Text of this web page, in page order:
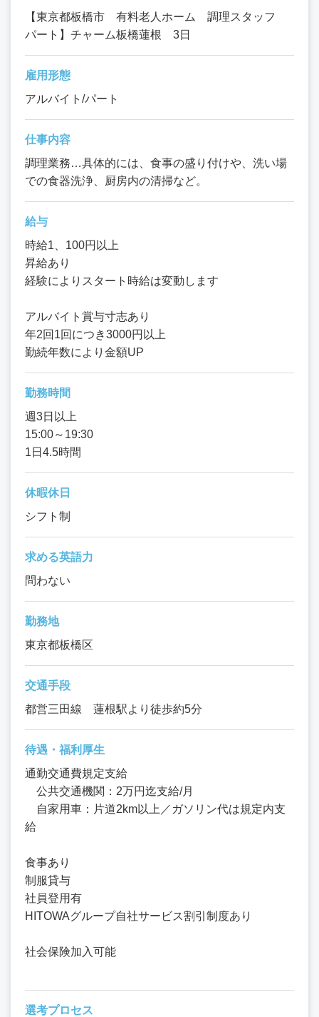
【東京都板橋市 有料老人ホーム 調理スタッフ
パート】チャーム板橋蓮根 3日
雇用形態
アルバイト/パート
仕事内容
調理業務…具体的には、食事の盛り付けや、洗い場
での食器洗浄、厨房内の清掃など。
給与
時給1、100円以上
昇給あり
経験によりスタート時給は変動します
アルバイト賞与寸志あり
年2回1回につき3000円以上
勤続年数により金額UP
勤務時間
週3日以上
15:00～19:30
1日4.5時間
休暇休日
シフト制
求める英語力
問わない
勤務地
東京都板橋区
交通手段
都営三田線 蓮根駅より徒歩約5分
待遇・福利厚生
通勤交通費規定支給
公共交通機関：2万円迄支給/月
自家用車：片道2km以上／ガソリン代は規定内支
給
食事あり
制服貸与
社員登用有
HITOWAグループ自社サービス割引制度あり
社会保険加入可能
選考プロセス